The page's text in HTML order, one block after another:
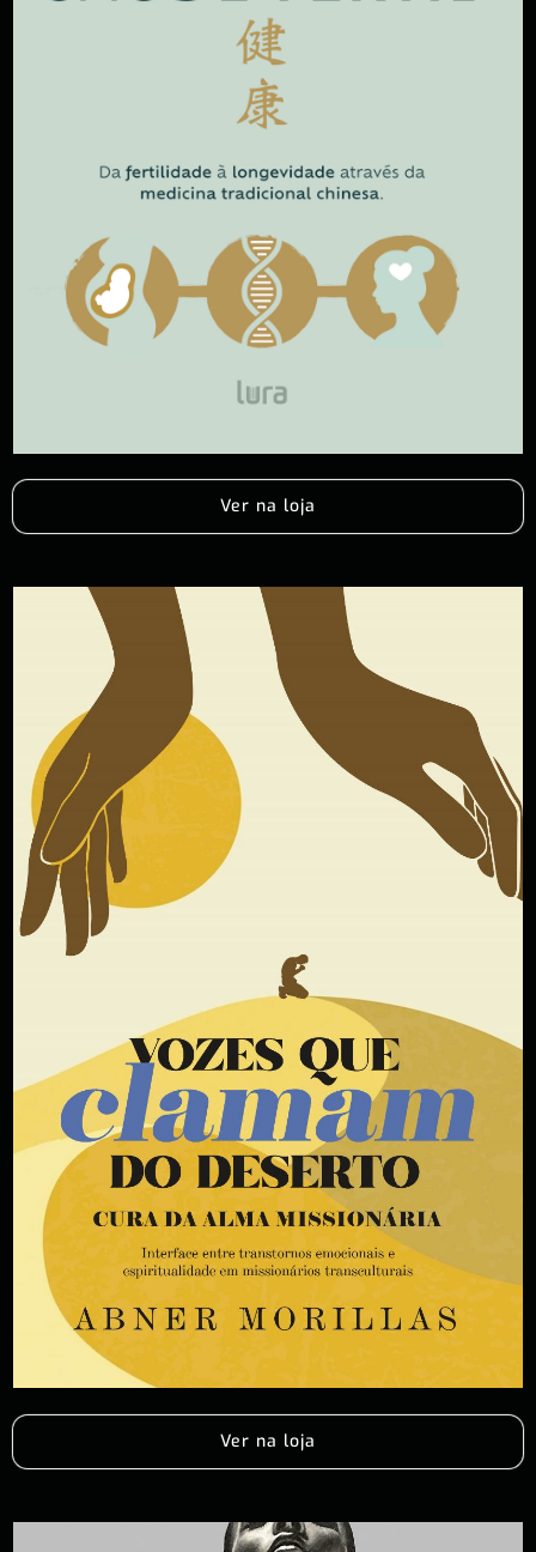
Ver na loja
Ver na loja